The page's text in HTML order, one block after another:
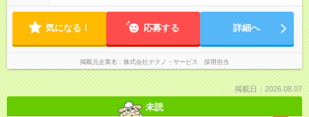
気になる！ 応募する 詳細へ
掲載元企業名 株式会社テクノ・サービス 採用担当
掲載日：2026.08.07
未読